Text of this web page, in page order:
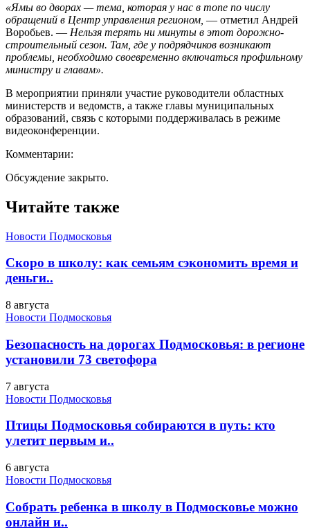
«Ямы во дворах — тема, которая у нас в топе по числу
обращений в Центр управления регионом, — отметил Андрей
Воробьев. — Нельзя терять ни минуты в этот дорожно-
строительный сезон. Там, где у подрядчиков возникают
проблемы, необходимо своевременно включаться профильному
министру и главам».
В мероприятии приняли участие руководители областных
министерств и ведомств, а также главы муниципальных
образований, связь с которыми поддерживалась в режиме
видеоконференции.
Комментарии:
Обсуждение закрыто.
Читайте также
Новости Подмосковья
Скоро в школу: как семьям сэкономить время и
деньги..
8 августа
Новости Подмосковья
Безопасность на дорогах Подмосковья: в регионе
установили 73 светофора
7 августа
Новости Подмосковья
Птицы Подмосковья собираются в путь: кто
улетит первым и..
6 августа
Новости Подмосковья
Собрать ребенка в школу в Подмосковье можно
онлайн и..